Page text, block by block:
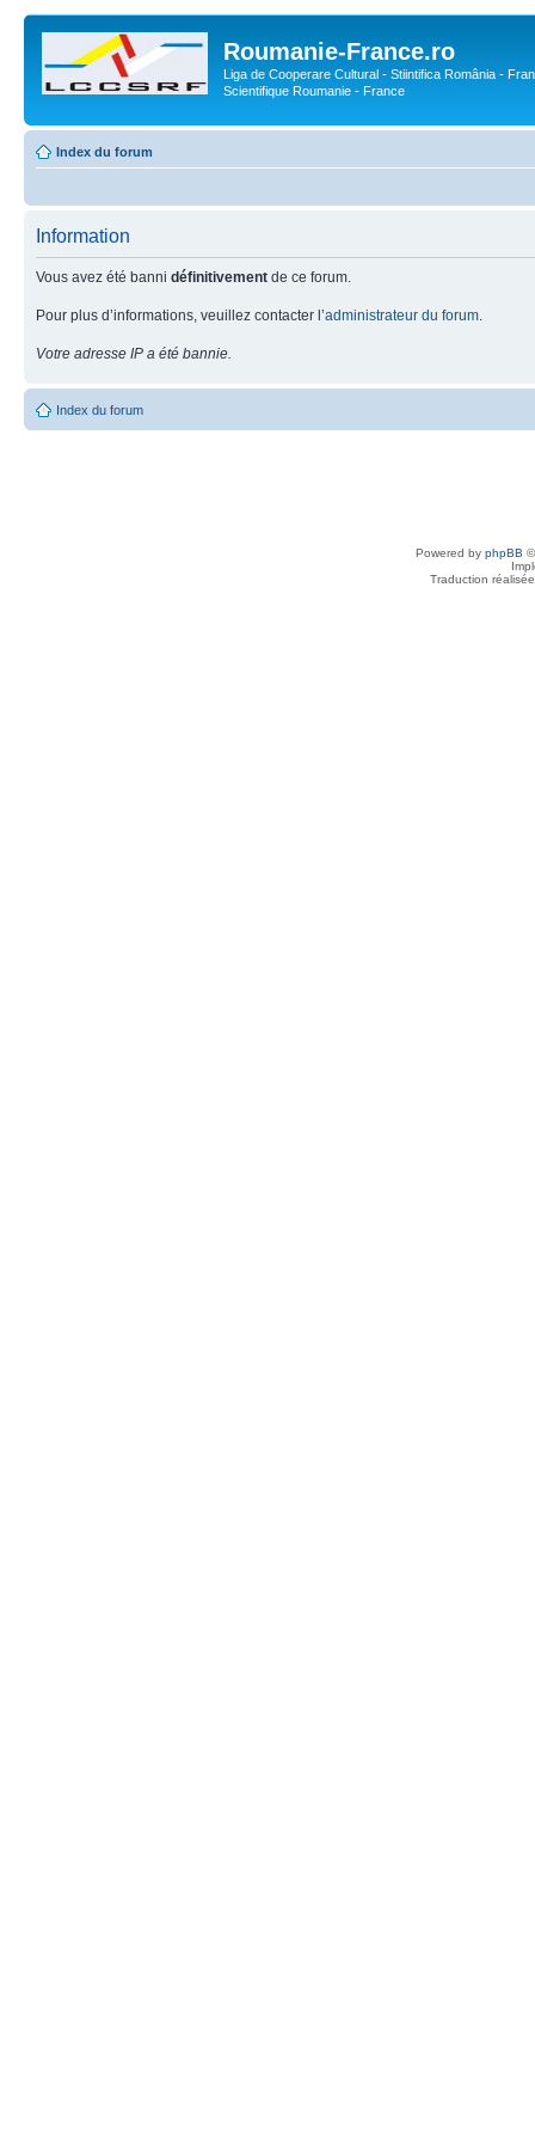
Roumanie-France.ro
Liga de Cooperare Cultural - Stiintifica România -
Scientifique Roumanie - France
Index du forum
Information
Vous avez été banni définitivement de ce forum.
Pour plus d’informations, veuillez contacter l’administrateur du forum
Votre adresse IP a été bannie.
Index du forum
Powered by phpBB
Traduction